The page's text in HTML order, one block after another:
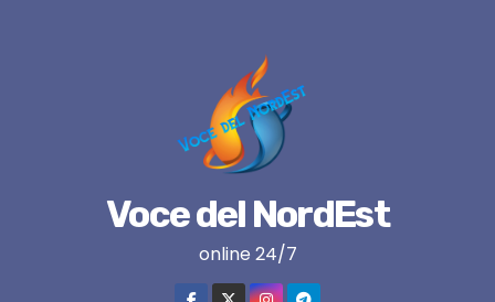
Voce del NordEst
online 24/7